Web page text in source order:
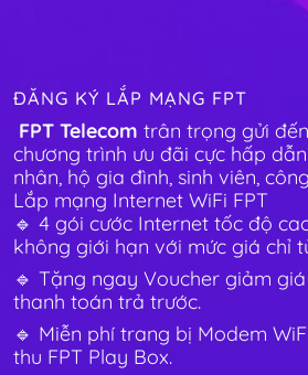
ĐĂNG KÝ LẮP MẠNG FPT
FPT Telecom trân trọng gửi
chương trình ưu đãi cực hấp
nhân, hộ gia đình, sinh viên,
Lắp mạng Internet WiFi FPT
🔹 4 gói cước Internet tốc độ
không giới hạn với mức giá chỉ
🔹 Tặng ngay Voucher giảm
thanh toán trả trước.
🔹 Miễn phí trang bị Modem
thu FPT Play Box.